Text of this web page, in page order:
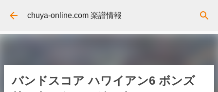
スキップしてメイン コンテンツに移動
chuya-online.com 楽譜情報
バンドスコア ハワイアン6 ボンズ